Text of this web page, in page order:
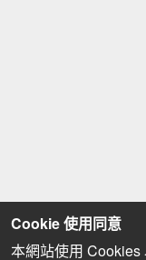
Cookie 使用同意
本網站使用